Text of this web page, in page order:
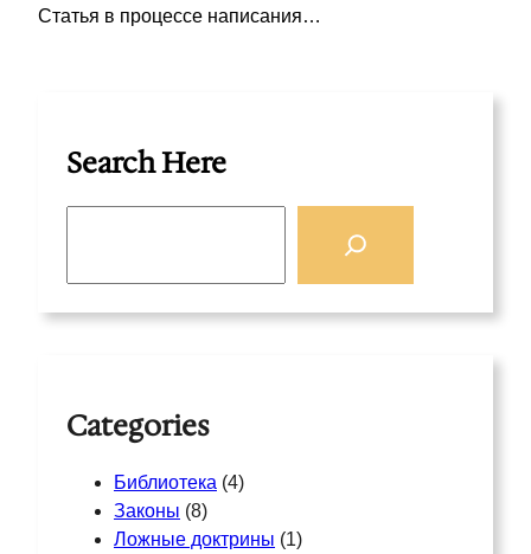
Статья в процессе написания…
Search Here
Categories
Библиотека (4)
Законы (8)
Ложные доктрины (1)